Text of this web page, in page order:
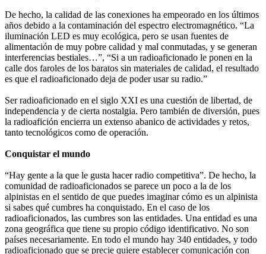
De hecho, la calidad de las conexiones ha empeorado en los últimos
años debido a la contaminación del espectro electromagnético. “La
iluminación LED es muy ecológica, pero se usan fuentes de
alimentación de muy pobre calidad y mal conmutadas, y se generan
interferencias bestiales…”, “Si a un radioaficionado le ponen en la
calle dos faroles de los baratos sin materiales de calidad, el resultado
es que el radioaficionado deja de poder usar su radio.”
Ser radioaficionado en el siglo XXI es una cuestión de libertad, de
independencia y de cierta nostalgia. Pero también de diversión, pues
la radioafición encierra un extenso abanico de actividades y retos,
tanto tecnológicos como de operación.
Conquistar el mundo
“Hay gente a la que le gusta hacer radio competitiva”. De hecho, la
comunidad de radioaficionados se parece un poco a la de los
alpinistas en el sentido de que puedes imaginar cómo es un alpinista
si sabes qué cumbres ha conquistado. En el caso de los
radioaficionados, las cumbres son las entidades. Una entidad es una
zona geográfica que tiene su propio código identificativo. No son
países necesariamente. En todo el mundo hay 340 entidades, y todo
radioaficionado que se precie quiere establecer comunicación con